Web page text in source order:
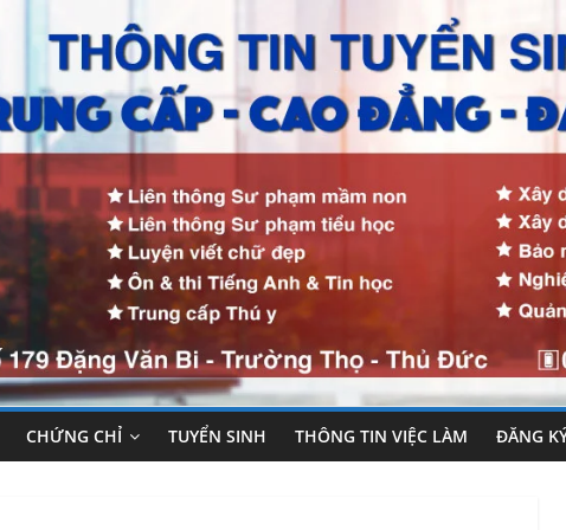
CHỨNG CHỈ TUYỂN SINH THÔNG TIN VIỆC LÀM ĐĂNG